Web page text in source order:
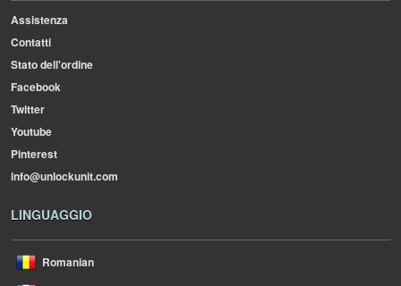
Assistenza
Contatti
Stato dell'ordine
Facebook
Twitter
Youtube
Pinterest
info@unlockunit.com
LINGUAGGIO
Romanian